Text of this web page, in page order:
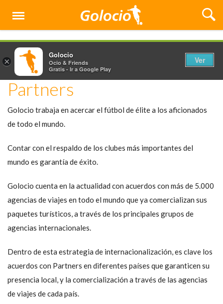
Menú
Partners
Golocio trabaja en acercar el fútbol de élite a los aficionados
de todo el mundo.
Contar con el respaldo de los clubes más importantes del
mundo es garantía de éxito.
Golocio cuenta en la actualidad con acuerdos con más de 5.000
agencias de viajes en todo el mundo que ya comercializan sus
paquetes turísticos, a través de los principales grupos de
agencias internacionales.
Dentro de esta estrategia de internacionalización, es clave los
acuerdos con Partners en diferentes países que garanticen su
presencia local, y la comercialización a través de las agencias
de viajes de cada país.
×
Golocio
Ocio & Friends
Gratis - Ir a Google Play
Ver